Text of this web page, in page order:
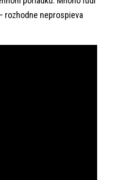
rozhodne neprospieva